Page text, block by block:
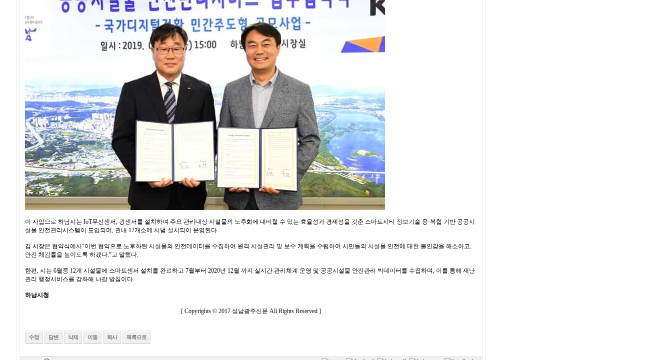
이 사업으로 하남시는 IoT무선센서, 광센서를 설치하여 주요 관리대상 시설물의 노후화에 대비할 수 있는 효율성과 경제성을 갖춘 스마트시티 정보기술 융·복합 기반 공공시
설물 안전관리시스템이 도입되며, 관내 12개소에 시범 설치되어 운영된다.
김 시장은 협약식에서“이번 협약으로 노후화된 시설물의 안전데이터를 수집하여 원격 시설관리 및 보수 계획을 수립하여 시민들의 시설물 안전에 대한 불안감을 해소하고,
안전 체감률을 높이도록 하겠다.”고 말했다.
한편, 시는 6월중 12개 시설물에 스마트센서 설치를 완료하고 7월부터 2020년 12월 까지 실시간 관리체계 운영 및 공공시설물 안전관리 빅데이터를 수집하며, 이를 통해 재난
관리 행정서비스를 강화해 나갈 방침이다.
하남시청
[ Copyrights © 2017 성남광주신문 All Rights Reserved ]
수정 답변 삭제 이동 복사 목록으로